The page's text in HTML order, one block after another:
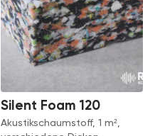
Silent Foam 120
Akustikschaumstoff, 1 m²,